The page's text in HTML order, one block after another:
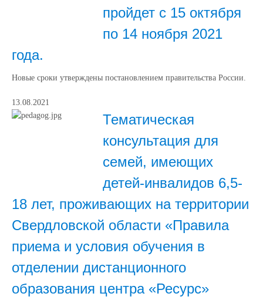
пройдет с 15 октября
по 14 ноября 2021
года.
Новые сроки утверждены постановлением правительства России.
13.08.2021
Тематическая
консультация для
семей, имеющих
детей-инвалидов 6,5-
18 лет, проживающих на территории
Свердловской области «Правила
приема и условия обучения в
отделении дистанционного
образования центра «Ресурс»